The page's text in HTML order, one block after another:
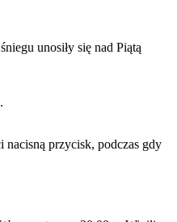
unosiły się nad Piątą
przycisk, podczas gdy